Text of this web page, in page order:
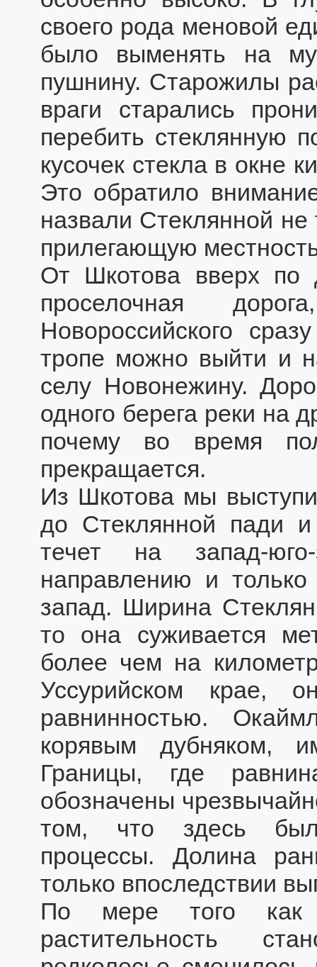
своего рода меновой
было выменять на
пушнину. Старожилы
враги старались
перебить стеклянную
кусочек стекла в окне
Это обратило
назвали Стеклянной
прилегающую
От Шкотова вверх по
проселочная
Новороссийского
тропе можно выйти и
селу Новонежину.
одного берега реки на
почему во время
прекращается.
Из Шкотова мы
до Стеклянной пади
течет на запад-
направлению и
запад. Ширина
то она суживается
более чем на
Уссурийском крае,
равнинностью.
корявым дубняком,
Границы, где
обозначены
том, что здесь
процессы. Долина
только впоследствии
По мере того как
растительность